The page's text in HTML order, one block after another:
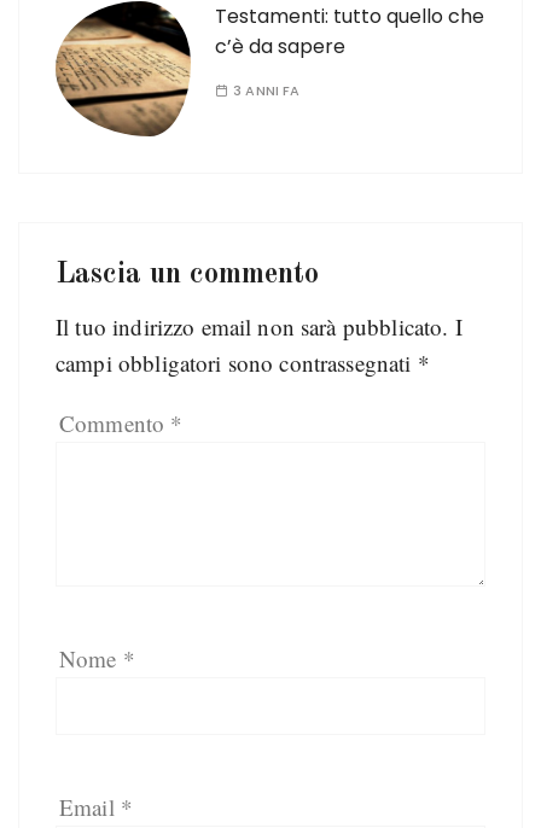
Testamenti: tutto quello che
c’è da sapere
3 ANNI FA
Lascia un commento
Il tuo indirizzo email non sarà pubblicato. I
campi obbligatori sono contrassegnati *
Commento *
Nome *
Email *